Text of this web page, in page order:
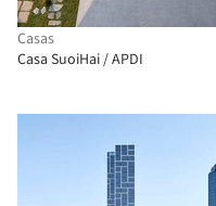
Casas
Casa SuoiHai / APDI